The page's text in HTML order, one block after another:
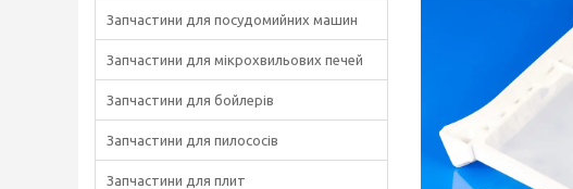
Запчастини для посудомийних машин
Запчастини для мікрохвильових печей
Запчастини для бойлерів
Запчастини для пилососів
Запчастини для плит